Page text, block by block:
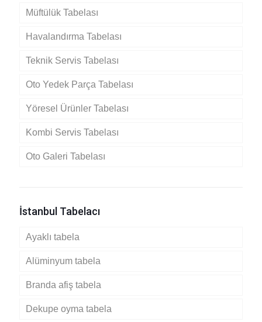
Müftülük Tabelası
Havalandırma Tabelası
Teknik Servis Tabelası
Oto Yedek Parça Tabelası
Yöresel Ürünler Tabelası
Kombi Servis Tabelası
Oto Galeri Tabelası
İstanbul Tabelacı
Ayaklı tabela
Alüminyum tabela
Branda afiş tabela
Dekupe oyma tabela